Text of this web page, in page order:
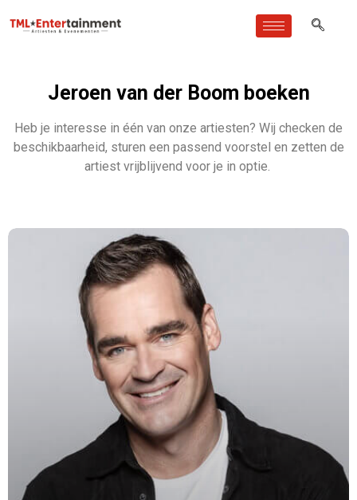
Jeroen van der Boom boeken
Heb je interesse in één van onze artiesten? Wij checken de
beschikbaarheid, sturen een passend voorstel en zetten de
artiest vrijblijvend voor je in optie.